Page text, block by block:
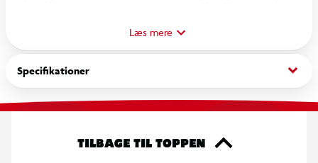
dyrearter, ligheder, forskelle, silhuetter og meget mere! Leg
stimulerer børns udvikling og nysgerrighed. Sjovt nu, nyttigt
senere. Electro har i mange år tilbudt sjov og læring gennem
pædagogiske temaer i kombination med smart elektronik: en
sjov måde at lære om former og farver, bogstaver, tal og
Læs mere
Specifikationer keyboard_arrow_down
TILBAGE TIL TOPPEN